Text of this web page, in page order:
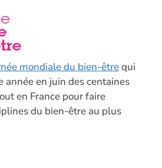
mondiale du bien-êtrequi
année en juin des centaines
en France pour faire
du bien-être au plus